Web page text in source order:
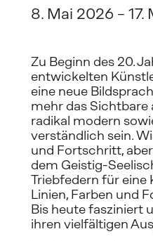
8. Mai 2026 – 17.
Zu Beginn des 20.
entwickelten
eine neue
mehr das Sichtbare
radikal modern
verständlich sein.
und Fortschritt,
dem Geistig-
Triebfedern für eine
Linien, Farben und
Bis heute fasziniert
ihren vielfältigen